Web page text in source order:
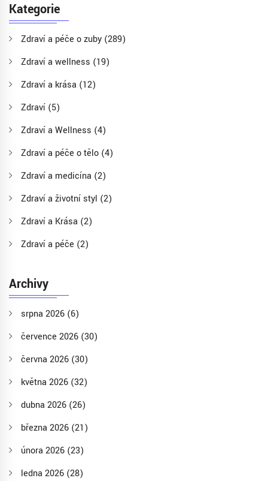
Kategorie
Zdraví a péče o zuby (289)
Zdraví a wellness (19)
Zdraví a krása (12)
Zdraví (5)
Zdraví a Wellness (4)
Zdraví a péče o tělo (4)
Zdraví a medicína (2)
Zdraví a životní styl (2)
Zdraví a Krása (2)
Zdraví a péče (2)
Archivy
srpna 2026 (6)
července 2026 (30)
června 2026 (30)
května 2026 (32)
dubna 2026 (26)
března 2026 (21)
února 2026 (23)
ledna 2026 (28)